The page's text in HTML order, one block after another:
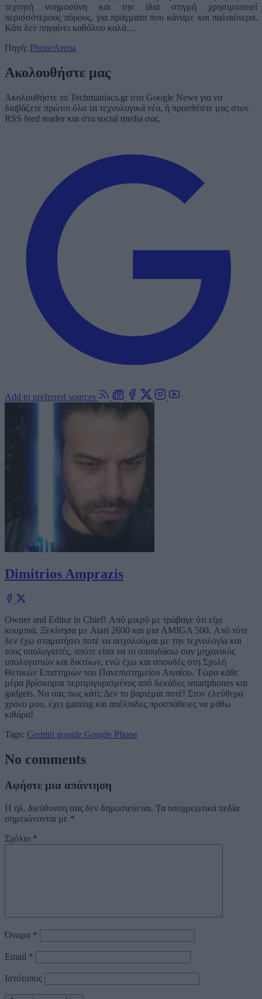
τεχνητή νοημοσύνη και την ίδια στιγμή χρησιμοποιεί
περισσότερους πόρους, για πράγματα που κάναμε και παλαιότερα.
Κάτι δεν πηγαίνει καθόλου καλά…
Πηγή: PhoneArena
Ακολουθήστε μας
Ακολουθήστε το Techmaniacs.gr στο Google News για να
διαβάζετε πρώτοι όλα τα τεχνολογικά νέα, ή προσθέστε μας στον
RSS feed reader και στα social media σας.
Add to preferred sources
Dimitrios Amprazis
Owner and Editor in Chief! Από μικρό με τράβαγε ότι είχε
κουμπιά. Ξεκίνησα με Atari 2600 και μια AMIGA 500. Από τότε
δεν έχω σταματήσει ποτέ να ασχολούμαι με την τεχνολογία και
τους υπολογιστές, οπότε είπα να το σπουδάσω σαν μηχανικός
υπολογιστών και δικτύων, ενώ έχω και σπουδές στη Σχολή
Θετικών Επιστημών του Πανεπιστημείου Αιγαίου. Τώρα κάθε
μέρα βρίσκομαι περιτριγυρισμένος από δεκάδες smartphones και
gadgets. Να σας πως κάτι; Δεν το βαριέμαι ποτέ! Στον ελεύθερο
χρόνο μου, έχει gaming και απέλπιδες προσπάθειες να μάθω
κιθάρα!
Tags: Gemini google Google Phone
No comments
Αφήστε μια απάντηση
Η ηλ. διεύθυνση σας δεν δημοσιεύεται. Τα υποχρεωτικά πεδία
σημειώνονται με *
Σχόλιο *
Όνομα *
Email *
Ιστότοπος